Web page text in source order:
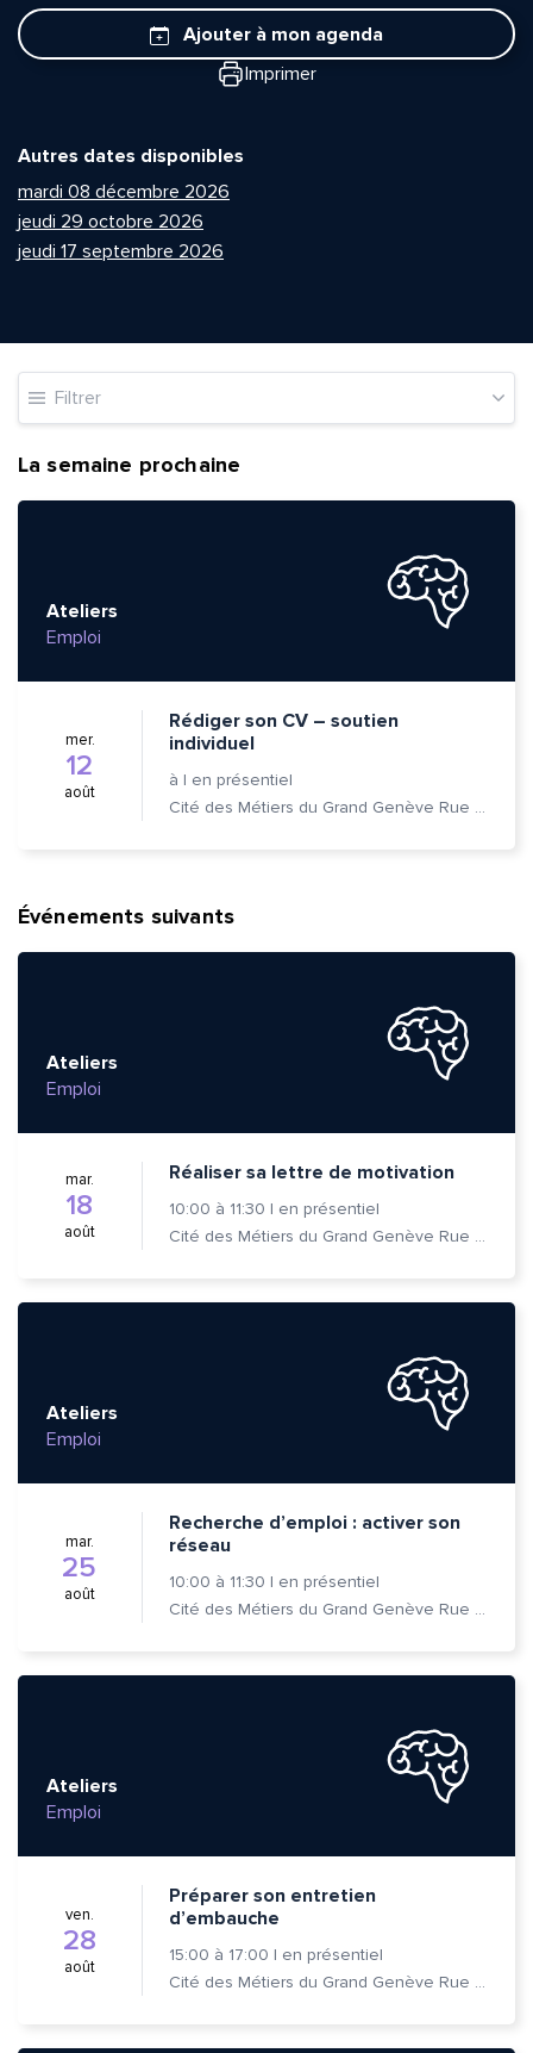
Ajouter à mon agenda
Imprimer
Autres dates disponibles
mardi 08 décembre 2026
jeudi 29 octobre 2026
jeudi 17 septembre 2026
Filtrer
La semaine prochaine
Ateliers
Emploi
mer.
12
août
Rédiger son CV – soutien
individuel
à | en présentiel
Cité des Métiers du Grand Genève Rue Prévost-Martin 6 1205 Genève
Événements suivants
Ateliers
Emploi
mar.
18
août
Réaliser sa lettre de motivation
10:00 à 11:30 | en présentiel
Cité des Métiers du Grand Genève Rue Prévost-Martin 6 1205 Genève
Ateliers
Emploi
mar.
25
août
Recherche d’emploi : activer son
réseau
10:00 à 11:30 | en présentiel
Cité des Métiers du Grand Genève Rue Prévost-Martin 6 1205 Genève
Ateliers
Emploi
ven.
28
août
Préparer son entretien
d’embauche
15:00 à 17:00 | en présentiel
Cité des Métiers du Grand Genève Rue Prévost-Martin 6 1205 Genève